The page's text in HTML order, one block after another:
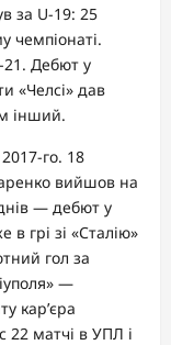
за U-19: 25
чемпіонаті.
21. Дебют у
«Челсі» дав
інший.
го. 18
вийшов на
— дебют у
в грі зі «Сталію»
гол за
—
кар’єра
22 матчі в УПЛ і